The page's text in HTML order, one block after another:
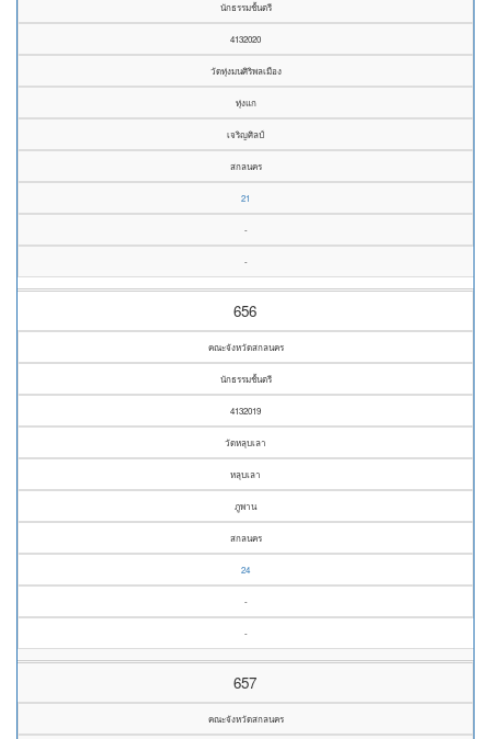
นักธรรมชั้นตรี
4132020
วัดทุ่งมนศิริพลเมือง
ทุ่งแก
เจริญศิลป์
สกลนคร
21
-
-
656
คณะจังหวัดสกลนคร
นักธรรมชั้นตรี
4132019
วัดหลุบเลา
หลุบเลา
ภูพาน
สกลนคร
24
-
-
657
คณะจังหวัดสกลนคร